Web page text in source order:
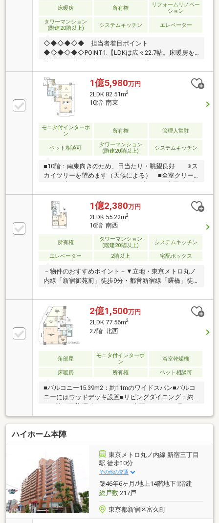
ジ・コミュニティルーム・サウンドボックス【21F】
床暖房 所有権
リフォームリノベー
ション
タワーマンション
(階建20階以上)
システムキッチン エレベーター
◇◆◇◆◇◆ 担当者着目ポイント
◆◇◆◇◆◇POINT1.【LDKは広々22.7帖。床暖房を
す】POINT2.【全室6帖以上・収納完備、バルコニー付
きの明るいお部屋で充実したプライベートタイムを
♪】POINT3.【スカイラウンジなど共用施設が充実。セ
コムによる24時間健康相談サービスも導入】POINT4.
【歴史と文化が育んだ新宿御苑エリア。新宿区の中心
部でショッピングやグルメをご満喫ください】
◇◆◇◆◇◆◇◆◇◆◇◆◇◆◇◆◇◆◇◆◇◆
～東急リバブル四谷センターまでお問い合わせ下さい
～『スーモを見て』とお伝えいただくとスムーズです
1億5,980万円
2LDK 82.51m2
10階 南東
モニタ付インターホ
ン
所有権 管理人常駐
ペット相談可
タワーマンション
(階建20階以上)
システムキッチン
■10階：南東向きのため、日当たり・眺望良好 ※ス
カイツリーを望めます（天候による） ■全室クリー
交換 ・フローリング貼替 ・全室クロス貼替
■2026年1月リフォーム実施 ・クロス交換、床キズ塗
装 ■リビングダイニングキッチン （床暖房：LD部
分） ■明るいカウンター付きキッチン （食洗器、
（浴室換気乾燥機、追焚機能付き） ■24時間換気シ
1億2,380万円
2LDK 55.22m2
16階 南西
所有権
タワーマンション
(階建20階以上)
システムキッチン
エレベーター 2階以上 宅配ボックス
－物件のおすすめポイント－▼立地・東京メトロ丸ノ
内線「新宿御苑前」徒歩9分・都営新宿線「曙橋」徒
戸数217戸の大規模タワーマンション・作業に集中し
やすい独立型キッチン、食洗機付・各階にダストステ
ーション設置・ラウンジ・ゲストルームなどの共用施
設▼設備・温水洗浄便座・宅配ボックス▼周辺環境・
まいばすけっと新宿富久町店 徒歩3分(約190m)・新宿
御苑(大木土門) 徒歩9分(約660m)■ ご希望の住まい探し
をお手伝いします ━━━━━・・・物件の詳細・ご相
談はお気軽にお問い合わせください。
2億1,500万円
2LDK 77.56m2
27階 北西
角部屋
モニタ付インターホ
ン
浴室乾燥機
床暖房 所有権 ペット相談可
■バルコニー15.39m2：約11mのワイドスパン■バルコ
ニーにはウッドデッキ設置■リビングダイニング：約
天井カセット型エアコン(LD部分)■調湿効果の高い塗
壁と、調光可能な上部間接照明(LD部分)■豊富な収
納：LD部分のミラー収納や各居室の収納等■独立型キ
ッチン(Rinnai)：約3.7帖→温度センサー(Siセンサーコ
ンロ、自動消火機能搭載、ストリーム除菌洗浄搭載)■
タンクレス全自動トイレ(Panasonic アラウーノV)
ハイホーム本陣
東京メトロ丸ノ内線 新宿三丁目
駅 徒歩10分
その他の交通
築46年6ヶ月/地上14階地下1階建
総戸数217戸
東京都新宿区富久町